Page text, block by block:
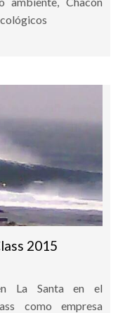
2015
La Santa en el
como empresa